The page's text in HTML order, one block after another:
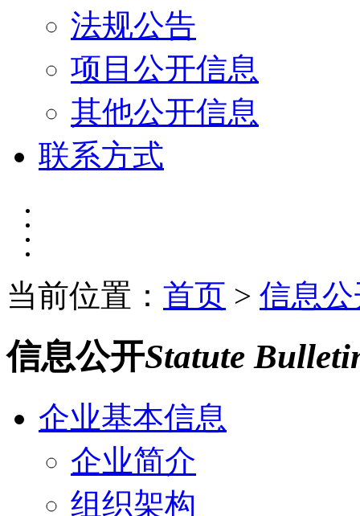
法规公告
项目公开信息
其他公开信息
联系方式
当前位置： 首页 > 信息
信息公开Statute
企业基本信息
企业简介
组织架构